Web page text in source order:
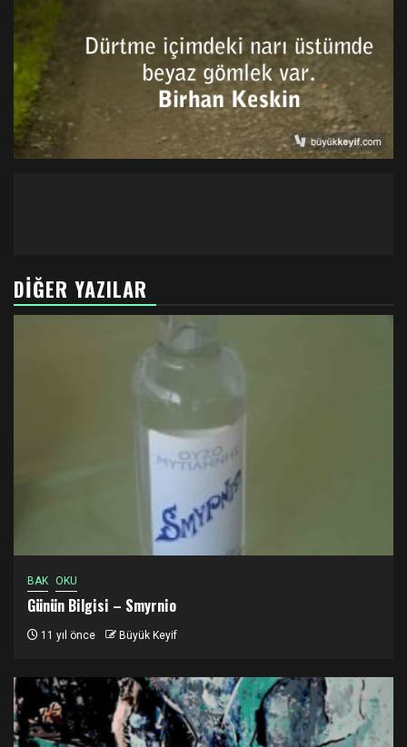
DIĞER YAZILAR
BAK OKU
Günün Bilgisi – Smyrnio
11 yıl önce Büyük Keyif